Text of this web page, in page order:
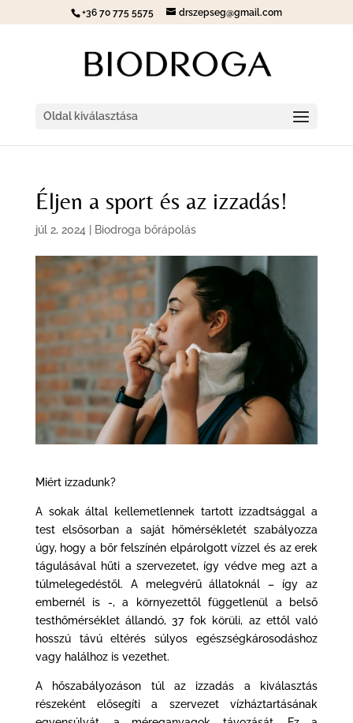
+36 70 775 5575 drszepseg@gmail.com
Oldal kiválasztása
Éljen a sport és az izzadás!
júl 2, 2024 Biodroga bőrápolás
Miért izzadunk?
A sokak által kellemetlennek tartott izzadtsággal a
test elsősorban a saját hőmérsékletét szabályozza
úgy, hogy a bőr felszínén elpárolgott vízzel és az erek
tágulásával hűti a szervezetet, így védve meg azt a
túlmelegedéstől. A melegvérű állatoknál – így az
embernél is -, a környezettől függetlenül a belső
testhőmérséklet állandó, 37 fok körüli, az ettől való
hosszú távú eltérés súlyos egészségkárosodáshoz
vagy halálhoz is vezethet.
A hőszabályozáson túl az izzadás a kiválasztás
részeként elősegíti a szervezet vízháztartásának